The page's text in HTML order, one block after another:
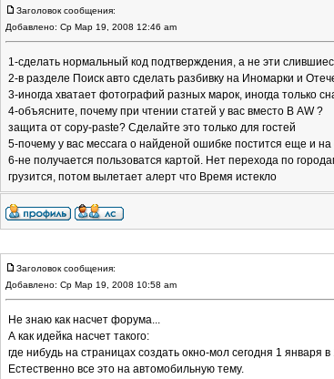
Заголовок сообщения:
Добавлено: Ср Мар 19, 2008 12:46 am
1-сделать нормальный код подтверждения, а не эти
2-в разделе Поиск авто сделать разбивку на Иномарки и
3-иногда хватает фотографий разных марок, иногда только
4-объясните, почему при чтении статей у вас вместо В AW ?
защита от copy-paste? Сделайте это только для гостей
5-почему у вас мессага о найденой ошибке постится еще и
6-не получается пользоватся картой. Нет перехода по
грузится, потом вылетает алерт что Время истекло
Заголовок сообщения:
Добавлено: Ср Мар 19, 2008 10:58 am
Не знаю как насчет форума...
А как идейка насчет такого:
где нибудь на страницах создать окно-мол сегодня 1 января
Естественно все это на автомобильную тему.